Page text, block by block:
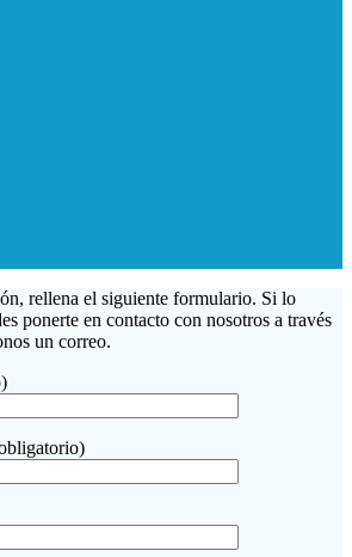
rellena el siguiente formulario. Si lo
ponerte en contacto con nosotros a través
un correo.